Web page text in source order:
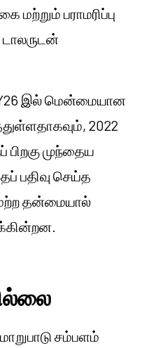
பராமரிப்பு
இல் மென்மையான
2022
முந்தைய
பதிவு செய்த
தன்மையால்
சம்பளம்